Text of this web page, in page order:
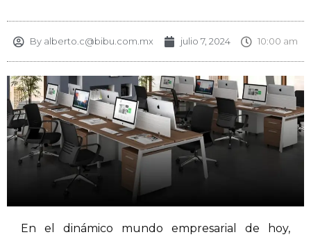
By alberto.c@bibu.com.mx julio 7, 2024 10:00 am
En el dinámico mundo empresarial de hoy,